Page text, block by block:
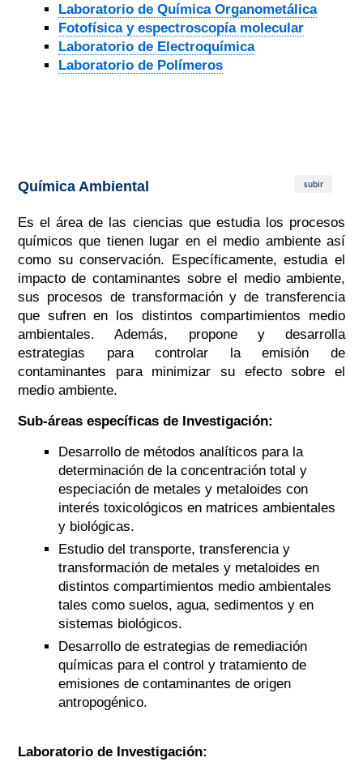
Laboratorio de Química Organometálica
Fotofísica y espectroscopía molecular
Laboratorio de Electroquímica
Laboratorio de Polímeros
Química Ambiental subir
Es el área de las ciencias que estudia los procesos
químicos que tienen lugar en el medio ambiente así
como su conservación. Específicamente, estudia el
impacto de contaminantes sobre el medio ambiente,
sus procesos de transformación y de transferencia
que sufren en los distintos compartimientos medio
ambientales. Además, propone y desarrolla
estrategias para controlar la emisión de
contaminantes para minimizar su efecto sobre el
medio ambiente.
Sub-áreas específicas de Investigación:
Desarrollo de métodos analíticos para la
determinación de la concentración total y
especiación de metales y metaloides con
interés toxicológicos en matrices ambientales
y biológicas.
Estudio del transporte, transferencia y
transformación de metales y metaloides en
distintos compartimientos medio ambientales
tales como suelos, agua, sedimentos y en
sistemas biológicos.
Desarrollo de estrategias de remediación
químicas para el control y tratamiento de
emisiones de contaminantes de origen
antropogénico.
Laboratorio de Investigación: